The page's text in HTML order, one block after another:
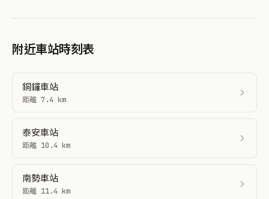
附近車站時刻表
銅鑼車站
距離 7.4 km
泰安車站
距離 10.4 km
南勢車站
距離 11.4 km